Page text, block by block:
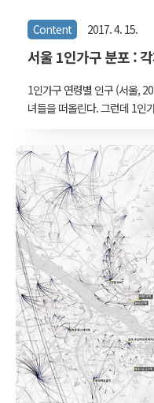
Content 2017. 4. 15.
서울 1인가구 분포 :
1인가구 연령별 인구 (서울,
녀들을 떠올린다. 그런데 1인
시 증가한다. 도대체 저 사람
자료를 받아 들여다봤다. 1인
2015년) 궁금증은 오래지 않
구분해보았을때 이유가 명확
명해주는데, 그들은 바로 배
남겨진 사람들이다. 아마도
동일 연령대의 남성들과 양적
자료가 없..